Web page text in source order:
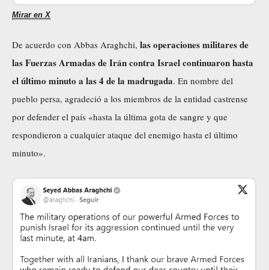
Mirar en X
De acuerdo con Abbas Araghchi, las operaciones militares de
las Fuerzas Armadas de Irán contra Israel continuaron hasta
el último minuto a las 4 de la madrugada. En nombre del
pueblo persa, agradeció a los miembros de la entidad castrense
por defender el país «hasta la última gota de sangre y que
respondieron a cualquier ataque del enemigo hasta el último
minuto».